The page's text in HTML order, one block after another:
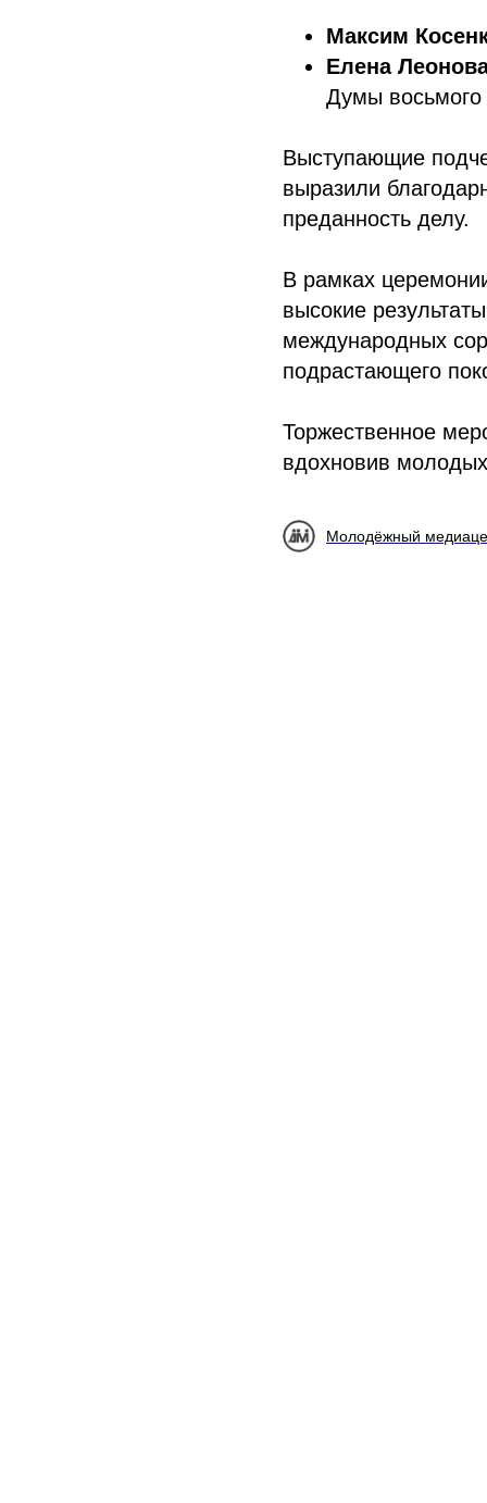
Максим
Елена
Думы восьмого
Выступающие
выразили
преданность делу.
В рамках
высокие
международных
подрастающего
Торжественное
вдохновив
Молодёжный